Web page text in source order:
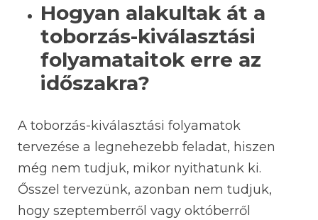
Hogyan alakultak át a
toborzás-kiválasztási
folyamataitok erre az
időszakra?
A toborzás-kiválasztási folyamatok
tervezése a legnehezebb feladat, hiszen
még nem tudjuk, mikor nyithatunk ki.
Ősszel tervezünk, azonban nem tudjuk,
hogy szeptemberről vagy októberről